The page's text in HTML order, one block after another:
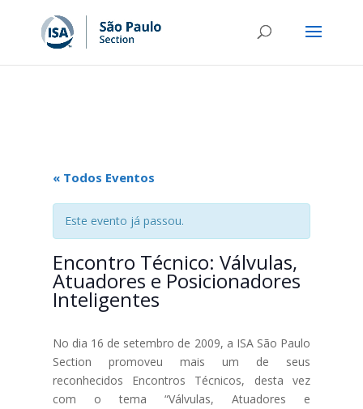
« Todos Eventos
Este evento já passou.
Encontro Técnico: Válvulas,
Atuadores e Posicionadores
Inteligentes
No dia 16 de setembro de 2009, a ISA São Paulo
Section promoveu mais um de seus
reconhecidos Encontros Técnicos, desta vez
com o tema “Válvulas, Atuadores e